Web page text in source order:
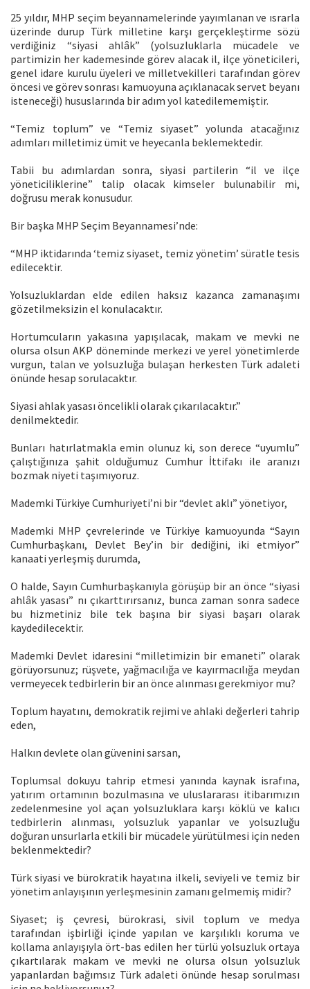
25 yıldır, MHP seçim beyannamelerinde yayımlanan ve ısrarla
üzerinde durup Türk milletine karşı gerçekleştirme sözü
verdiğiniz “siyasi ahlâk” (yolsuzluklarla mücadele ve
partimizin her kademesinde görev alacak il, ilçe yöneticileri,
genel idare kurulu üyeleri ve milletvekilleri tarafından görev
öncesi ve görev sonrası kamuoyuna açıklanacak servet beyanı
isteneceği) hususlarında bir adım yol katedilememiştir.
“Temiz toplum” ve “Temiz siyaset” yolunda atacağınız
adımları milletimiz ümit ve heyecanla beklemektedir.
Tabii bu adımlardan sonra, siyasi partilerin “il ve ilçe
yöneticiliklerine” talip olacak kimseler bulunabilir mi,
doğrusu merak konusudur.
Bir başka MHP Seçim Beyannamesi’nde:
“MHP iktidarında ‘temiz siyaset, temiz yönetim’ süratle tesis
edilecektir.
Yolsuzluklardan elde edilen haksız kazanca zamanaşımı
gözetilmeksizin el konulacaktır.
Hortumcuların yakasına yapışılacak, makam ve mevki ne
olursa olsun AKP döneminde merkezi ve yerel yönetimlerde
vurgun, talan ve yolsuzluğa bulaşan herkesten Türk adaleti
önünde hesap sorulacaktır.
Siyasi ahlak yasası öncelikli olarak çıkarılacaktır.”
denilmektedir.
Bunları hatırlatmakla emin olunuz ki, son derece “uyumlu”
çalıştığınıza şahit olduğumuz Cumhur İttifakı ile aranızı
bozmak niyeti taşımıyoruz.
Mademki Türkiye Cumhuriyeti’ni bir “devlet aklı” yönetiyor,
Mademki MHP çevrelerinde ve Türkiye kamuoyunda “Sayın
Cumhurbaşkanı, Devlet Bey’in bir dediğini, iki etmiyor”
kanaati yerleşmiş durumda,
O halde, Sayın Cumhurbaşkanıyla görüşüp bir an önce “siyasi
ahlâk yasası” nı çıkarttırırsanız, bunca zaman sonra sadece
bu hizmetiniz bile tek başına bir siyasi başarı olarak
kaydedilecektir.
Mademki Devlet idaresini “milletimizin bir emaneti” olarak
görüyorsunuz; rüşvete, yağmacılığa ve kayırmacılığa meydan
vermeyecek tedbirlerin bir an önce alınması gerekmiyor mu?
Toplum hayatını, demokratik rejimi ve ahlaki değerleri tahrip
eden,
Halkın devlete olan güvenini sarsan,
Toplumsal dokuyu tahrip etmesi yanında kaynak israfına,
yatırım ortamının bozulmasına ve uluslararası itibarımızın
zedelenmesine yol açan yolsuzluklara karşı köklü ve kalıcı
tedbirlerin alınması, yolsuzluk yapanlar ve yolsuzluğu
doğuran unsurlarla etkili bir mücadele yürütülmesi için neden
beklenmektedir?
Türk siyasi ve bürokratik hayatına ilkeli, seviyeli ve temiz bir
yönetim anlayışının yerleşmesinin zamanı gelmemiş midir?
Siyaset; iş çevresi, bürokrasi, sivil toplum ve medya
tarafından işbirliği içinde yapılan ve karşılıklı koruma ve
kollama anlayışıyla ört-bas edilen her türlü yolsuzluk ortaya
çıkartılarak makam ve mevki ne olursa olsun yolsuzluk
yapanlardan bağımsız Türk adaleti önünde hesap sorulması